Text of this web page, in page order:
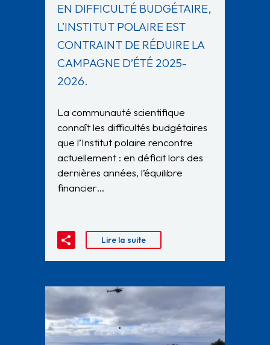
EN DIFFICULTÉ BUDGÉTAIRE,
L’INSTITUT POLAIRE EST
CONTRAINT DE RÉDUIRE LA
CAMPAGNE D’ÉTÉ 2025-
2026.
La communauté scientifique
connaît les difficultés budgétaires
que l’Institut polaire rencontre
actuellement : en déficit lors des
dernières années, l’équilibre
financier…
Lire la suite